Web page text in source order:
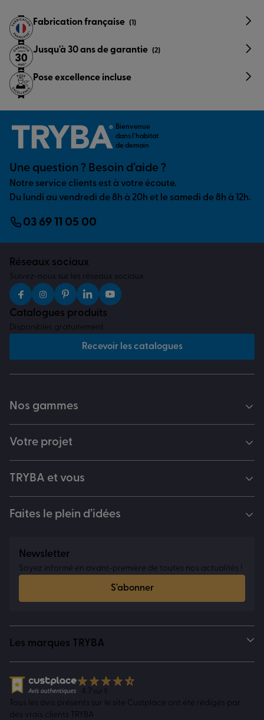
Fabrication française (1)
Jusqu'à 30 ans de garantie (2)
Pose excellence incluse
Bienvenue
dans l’habitat
de demain
Une question ? Besoin d’aide ?
Notre service clients est à votre écoute.
Du lundi au vendredi de 8h à 20h et le samedi de 8h à 12h.
03 69 11 05 00
Réseaux sociaux
Suivez-nous sur les réseaux sociaux
Catalogues produits
Disponibles gratuitement
Recevoir les catalogues
Nos gammes
Votre projet
TRYBA et vous
Faites le plein d’idées
Newsletter
Soyez informé en avant-première de toutes nos actualités !
S'abonner
Les marques TRYBA
4.7 sur 5
Tous les avis présents sur le site Custplace ont été rédigés par
des vrais clients TRYBA